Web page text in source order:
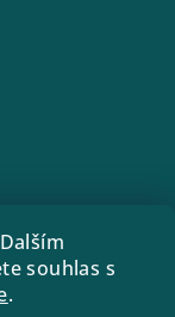
souhlas s
.